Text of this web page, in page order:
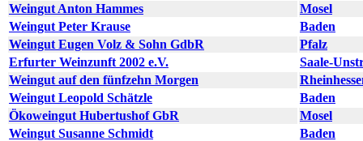
Weingut Anton Hammes
Mosel
Weingut Peter Krause
Baden
Weingut Eugen Volz & Sohn GdbR
Pfalz
Erfurter Weinzunft 2002 e.V.
Saale-
Weingut auf den fünfzehn Morgen
Weingut Leopold Schätzle
Baden
Ökoweingut Hubertushof GbR
Mosel
Weingut Susanne Schmidt
Baden